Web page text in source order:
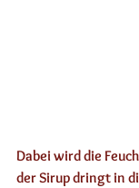
Dabei wird die
der Sirup dringt in